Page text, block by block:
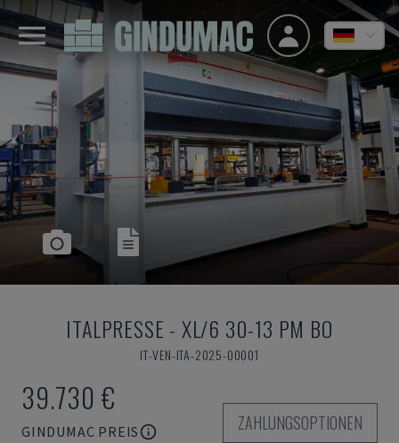
ITALPRESSE - XL/6 30-13 PM BO
IT-VEN-ITA-2025-00001
39.730 €
GINDUMAC PREIS
ZAHLUNGSOPTIONEN